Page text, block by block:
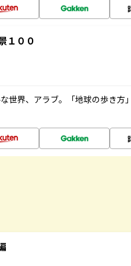
１００
世界、アラブ。「地球の歩き方